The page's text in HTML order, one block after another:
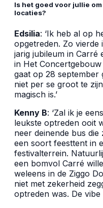
Is het goed voor jullie
locaties?
Edsilia: ‘Ik heb al op
opgetreden. Zo vierde
jarig jubileum in Carré
in Het
gaat op 28 september
niet per se groot te
magisch is.’
Kenny B: ‘Zal ik je
leukste optreden ooit
neer deinende bus
een soort feesttent in
festivalterrein.
een bomvol Carré
weleens in de Ziggo
niet met zekerheid
optreden was. De vibe